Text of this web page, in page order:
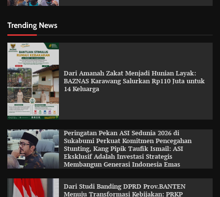
Trending News
Dari Amanah Zakat Menjadi Hunian Layak:
BAZNAS Karawang Salurkan Rp110 Juta untuk
14 Keluarga
Peringatan Pekan ASI Sedunia 2026 di
Sukabumi Perkuat Komitmen Pencegahan
Stunting, Kang Pipik Taufik Ismail: ASI
Eksklusif Adalah Investasi Strategis
Membangun Generasi Indonesia Emas
Dari Studi Banding DPRD Prov.BANTEN
Menuju Transformasi Kebijakan: PRKP